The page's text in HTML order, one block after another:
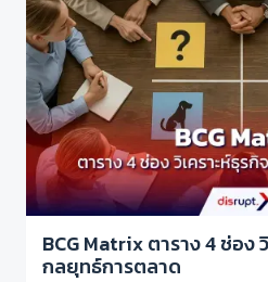
BCG Matrix ตาราง 4 ช่อง
กลยุทธ์การตลาด